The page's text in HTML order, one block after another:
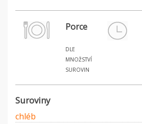
Porce
dle
množství
surovin
Suroviny
chléb